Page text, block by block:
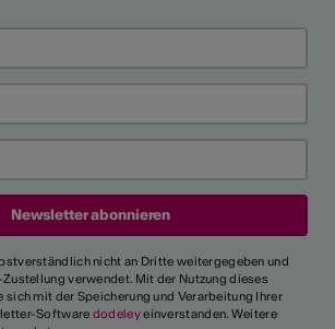
nicht an Dritte weitergegeben und
verwendet. Mit der Nutzung dieses
sich mit der Speicherung und Verarbeitung Ihrer
Software dodeleyeinverstanden. Weitere